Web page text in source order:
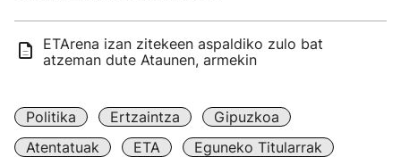
ETArena izan zitekeen aspaldiko zulo bat
atzeman dute Ataunen, armekin
Politika Ertzaintza
Gipuzkoa
Atentatuak
ETA
Eguneko Titularrak